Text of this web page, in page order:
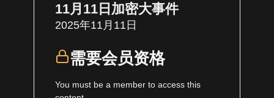
11月11日加密大事件
2025年11月11日
需要会员资格
You must be a member to access this